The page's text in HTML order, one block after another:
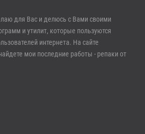
Регистрация
для Вас и делюсь с Вами своими
и утилит, которые пользуются
интернета. На сайте
мои последние работы - репаки от